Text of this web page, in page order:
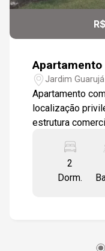
14:30
15:00
15:30
Apartamento
Jardim
Apartamento
localização
estrutura
revestido em
dois ambientes
estilo
2
Dorm.